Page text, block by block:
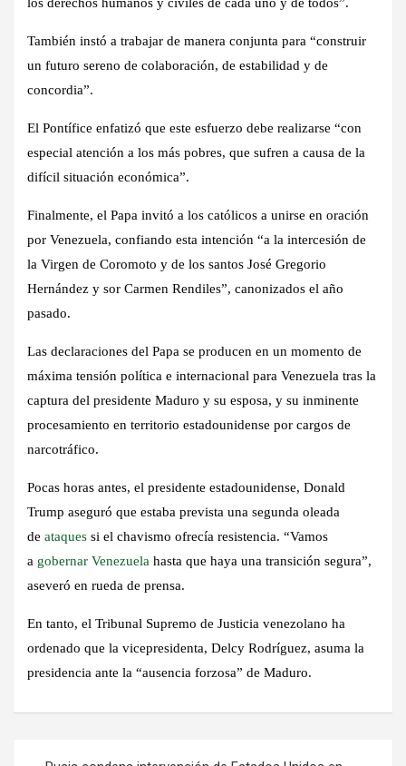
los derechos humanos y civiles de cada uno y de todos”.
También instó a trabajar de manera conjunta para “construir
un futuro sereno de colaboración, de estabilidad y de
concordia”.
El Pontífice enfatizó que este esfuerzo debe realizarse “con
especial atención a los más pobres, que sufren a causa de la
difícil situación económica”.
Finalmente, el Papa invitó a los católicos a unirse en oración
por Venezuela, confiando esta intención “a la intercesión de
la Virgen de Coromoto y de los santos José Gregorio
Hernández y sor Carmen Rendiles”, canonizados el año
pasado.
Las declaraciones del Papa se producen en un momento de
máxima tensión política e internacional para Venezuela tras la
captura del presidente Maduro y su esposa, y su inminente
procesamiento en territorio estadounidense por cargos de
narcotráfico.
Pocas horas antes, el presidente estadounidense, Donald
Trump aseguró que estaba prevista una segunda oleada
de ataques si el chavismo ofrecía resistencia. “Vamos
a gobernar Venezuela hasta que haya una transición segura”,
aseveró en rueda de prensa.
En tanto, el Tribunal Supremo de Justicia venezolano ha
ordenado que la vicepresidenta, Delcy Rodríguez, asuma la
presidencia ante la “ausencia forzosa” de Maduro.